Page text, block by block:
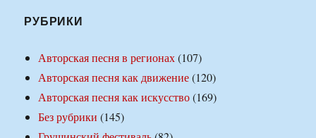
РУБРИКИ
Авторская песня в регионах(107)
Авторская песня как движение(120)
Авторская песня как искусство(169)
Без рубрики (145)